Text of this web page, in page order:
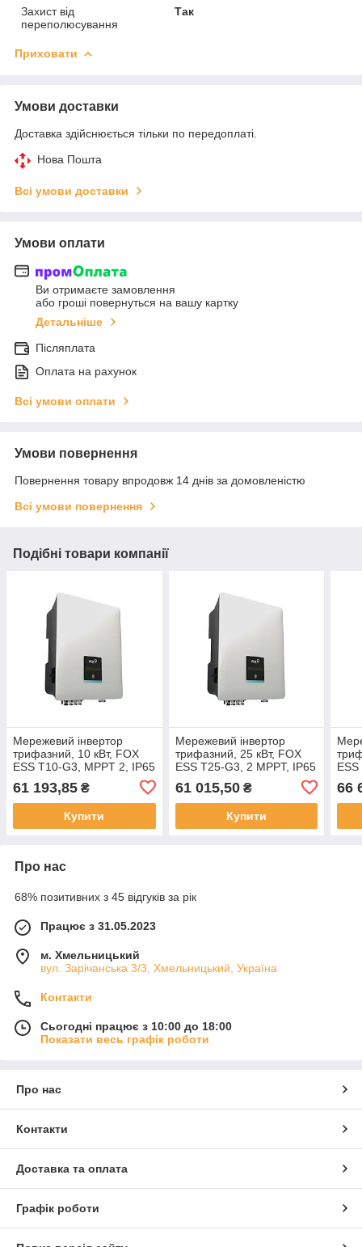
Захист від
переполюсування
Так
Приховати
Умови доставки
Доставка здійснюється тільки по передоплаті.
Нова Пошта
Всі умови доставки
Умови оплати
Ви отримаєте замовлення
або гроші повернуться на вашу картку
Детальніше
Післяплата
Оплата на рахунок
Всі умови оплати
Умови повернення
Повернення товару впродовж 14 днів за домовленістю
Всі умови повернення
Подібні товари компанії
Мережевий інвертор
трифазний, 10 кВт, FOX
ESS T10-G3, MPPT 2, IP65
61 193,85 ₴
Купити
Мережевий інвертор
трифазний, 25 кВт, FOX
ESS T25-G3, 2 MPPT, IP65
61 015,50₴
Купити
66
Про нас
68% позитивних з 45 відгуків за рік
Працює з 31.05.2023
м. Хмельницький
вул. Зарічанська 3/3, Хмельницький, Україна
Контакти
Сьогодні працює з 10:00 до 18:00
Показати весь графік роботи
Про нас
Контакти
Доставка та оплата
Графік роботи